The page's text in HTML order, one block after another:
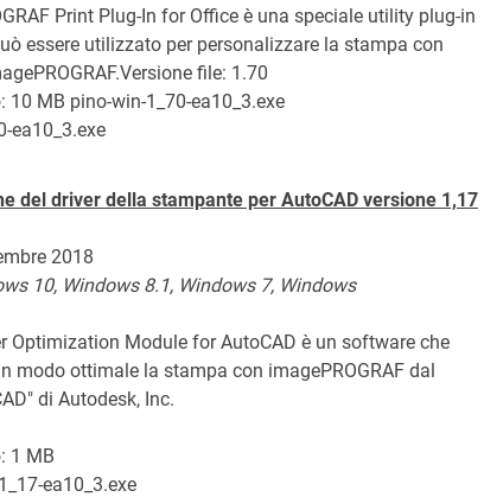
Print Plug-In for Office è una speciale utility plug-in
essere utilizzato per personalizzare la stampa con
Versione file: 1.70
MB pino-win-1_70-ea10_3.exe
ea10_3.exe
del driver della stampante per AutoCAD versione 1,17
2018
10, Windows 8.1, Windows 7, Windows
Optimization Module for AutoCAD è un software che
modo ottimale la stampa con imagePROGRAF dal
di Autodesk, Inc.
1 MB
ea10_3.exe